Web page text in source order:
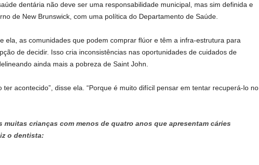
dentária não deve ser uma responsabilidade municipal, mas sim definida e
de New Brunswick, com uma política do Departamento de Saúde.
ela, as comunidades que podem comprar flúor e têm a infra-estrutura para
de decidir. Isso cria inconsistências nas oportunidades de cuidados de
ainda mais a pobreza de Saint John.
ter acontecido”, disse ela. “Porque é muito difícil pensar em tentar recuperá-lo no
muitas crianças com menos de quatro anos que apresentam cáries
o dentista: